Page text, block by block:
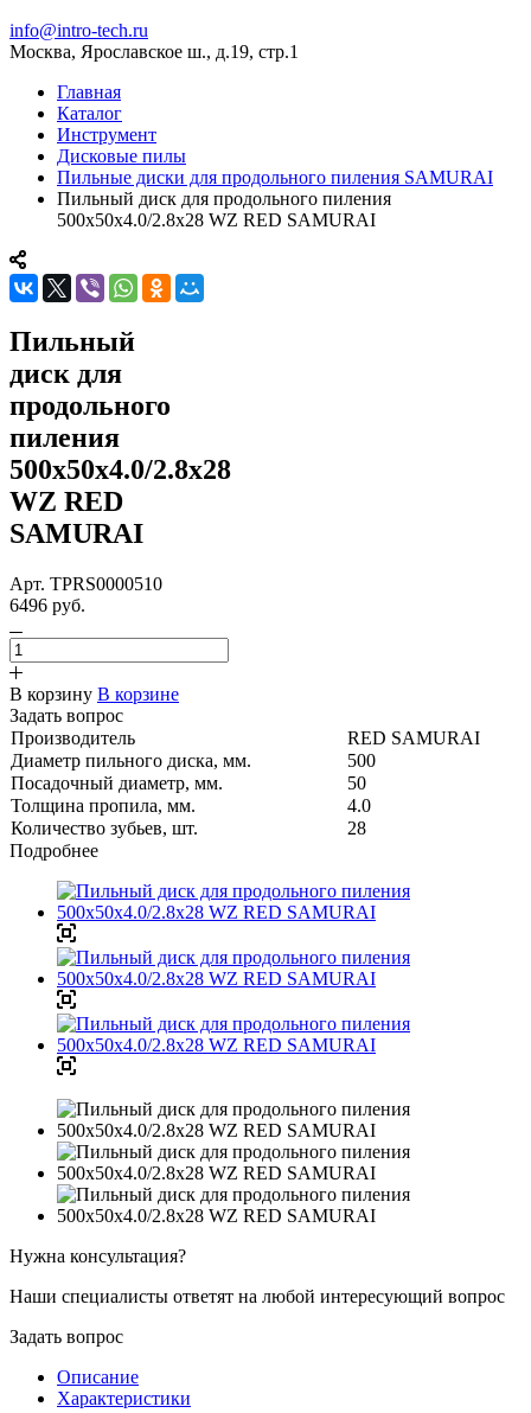
info@intro-tech.ru
Москва, Ярославское ш., д.19, стр.1
Главная
Каталог
Инструмент
Дисковые пилы
Пильные диски для продольного пиления SAMURAI
Пильный диск для продольного пиления
500x50x4.0/2.8x28 WZ RED SAMURAI
Пильный
диск для
продольного
пиления
500x50x4.0/2.8x28
WZ RED
SAMURAI
Арт. TPRS0000510
6496 руб.
В корзину В корзине
Задать вопрос
Производитель
RED SAMURAI
Диаметр пильного диска, мм.
500
Посадочный диаметр, мм.
50
Толщина пропила, мм.
4.0
Количество зубьев, шт.
28
Подробнее
Нужна консультация?
Наши специалисты ответят на любой интересующий вопрос
Задать вопрос
Описание
Характеристики